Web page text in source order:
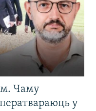
Чаму
у